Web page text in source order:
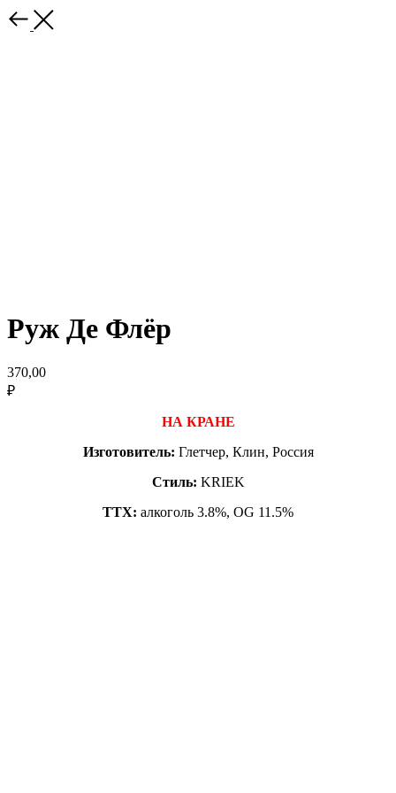
Руж Де Флёр
370,00
₽
НА КРАНЕ
Изготовитель: Глетчер, Клин, Россия
Стиль: KRIEK
ТТХ: алкоголь 3.8%, OG 11.5%